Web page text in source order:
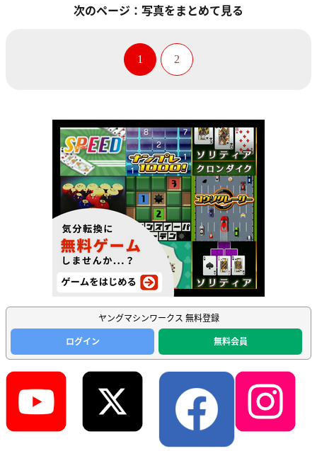
次のページ：写真をまとめて見る
1 2
ヤングマシンワークス 無料登録
ログイン
無料会員